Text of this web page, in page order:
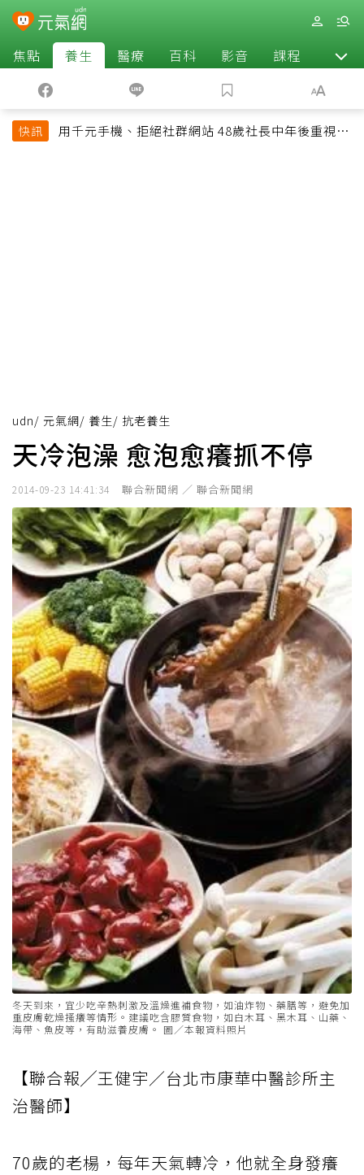
焦點 養生 醫療 百科 影音 課程 退休
快訊
用千元手機、拒絕社群網站 48歲社長中年後重視和
udn/ 元氣網/ 養生/ 抗老養生
天冷泡澡 愈泡愈癢抓不停
2014-09-23 14:41:34 聯合新聞網 ／ 聯合新聞網
冬天到來，宜少吃辛熱刺激及溫燥進補食物，如油炸物、藥膳等，避免加
重皮膚乾燥搔癢等情形。建議吃含膠質食物，如白木耳、黑木耳、山藥、
海帶、魚皮等，有助滋養皮膚。 圖／本報資料照片
【聯合報╱王健宇／台北市康華中醫診所主
治醫師】
70歲的老楊，每年天氣轉冷，他就全身發癢